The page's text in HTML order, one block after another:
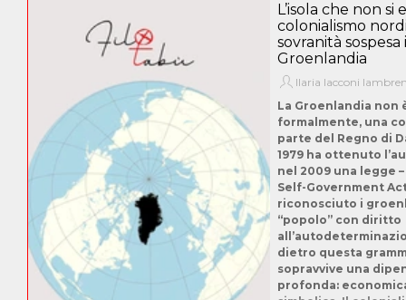
L’isola che non si
colonialismo
sovranità sospesa
Groenlandia
Ilaria Iacconi
La Groenlandia non
formalmente, una
parte del Regno di
1979 ha ottenuto
nel 2009 una legge
Self-Government
riconosciuto i
“popolo” con diritto
dietro questa
sopravvive una
profonda: